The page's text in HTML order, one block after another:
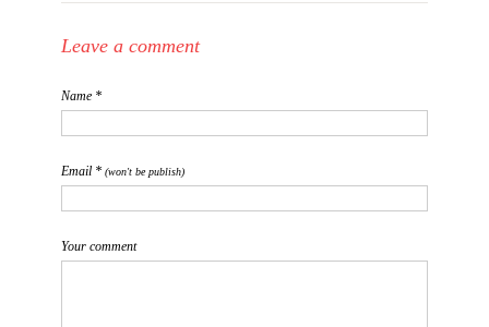
Leave a comment
Name *
Email * (won't be publish)
Your comment